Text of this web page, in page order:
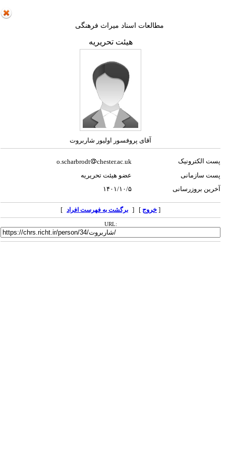
مطالعات اسناد میراث فرهنگی
هیئت تحریریه
آقای پروفسور اولیور شاربروت
پست الکترونیک o.scharbrodt
chester.ac.uk
پست سازمانی
عضو هیئت تحریریه
آخرین بروزرسانی
۱۴۰۱/۱۰/۵
خروج] [ برگشت به فهرست افراد ]
URL: